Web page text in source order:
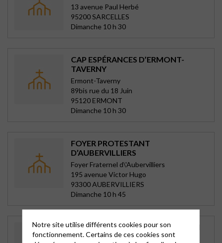
13 avenue Paul Herbé
95200 SARCELLES
Dimanche 10 h 30
CAP ESPÉRANCES D’ERMONT-
TAVERNY
Ermont-Taverny
89bis rue du 18 Juin
95120 ERMONT
Dimanche 10 h 30
FOYER PROTESTANT
D’AUBERVILLIERS
Foyer Fraternel d\'Aubervilliers
195 avenue Victor Hugo
93300 AUBERVILLIERS
Dimanche 10 h 45
TEMPLE RUE J. AUFFRET À PANTIN
Pantin
Notre site utilise différents cookies pour son
fonctionnement. Certains de ces cookies sont